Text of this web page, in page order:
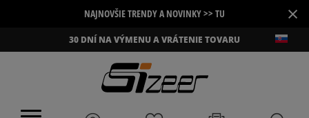
NAJNOVŠIE TRENDY A NOVINKY >> TU ×
30 DNÍ NA VÝMENU A VRÁTENIE TOVARU